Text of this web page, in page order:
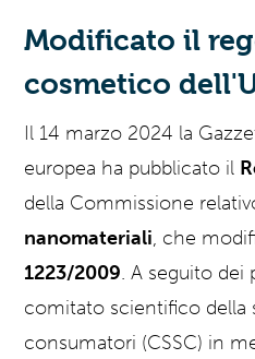
Modificato il
cosmetico
Il 14 marzo 2024 la
europea ha pubblicato il
della Commissione
nanomateriali, che
1223/2009.A seguito dei
comitato scientifico della
consumatori (CSSC) in